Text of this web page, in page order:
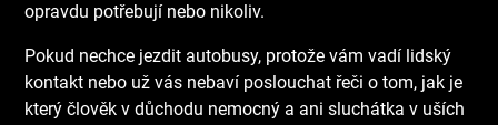
opravdu potřebují nebo nikoliv.
Pokud nechce jezdit autobusy, protože vám vadí lidský
kontakt nebo už vás nebaví poslouchat řeči o tom, jak je
který člověk v důchodu nemocný a ani sluchátka v uších